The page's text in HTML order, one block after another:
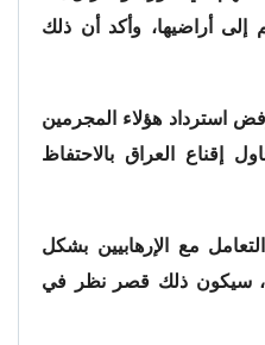
إلى أراضيها، وأكد أن ذلك
استرداد هؤلاء المجرمين
إقناع العراق بالاحتفاظ
مع الإرهابيين بشكل
سيكون ذلك قصر نظر في